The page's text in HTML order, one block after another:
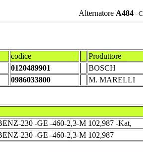
Alternatore A484-
codice
Produttore
0120489901
BOSCH
0986033800 M. MARELLI
230 -GE -460-2,3-M 102,987 -Kat,
230 -GE -460-2,3-M 102,987